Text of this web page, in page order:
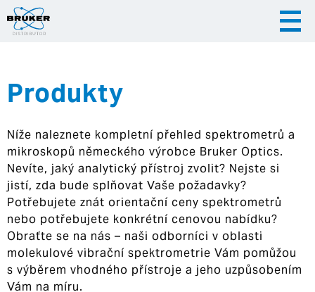
|
Hrvatska
Produkty
Níže naleznete kompletní přehled spektrometrů a
mikroskopů německého výrobce Bruker Optics.
Nevíte, jaký analytický přístroj zvolit? Nejste si
jistí, zda bude splňovat Vaše požadavky?
Potřebujete znát orientační ceny spektrometrů
nebo potřebujete konkrétní cenovou nabídku?
Obraťte se na nás – naši odborníci v oblasti
molekulové vibrační spektrometrie Vám pomůžou
s výběrem vhodného přístroje a jeho uzpůsobením
Vám na míru.